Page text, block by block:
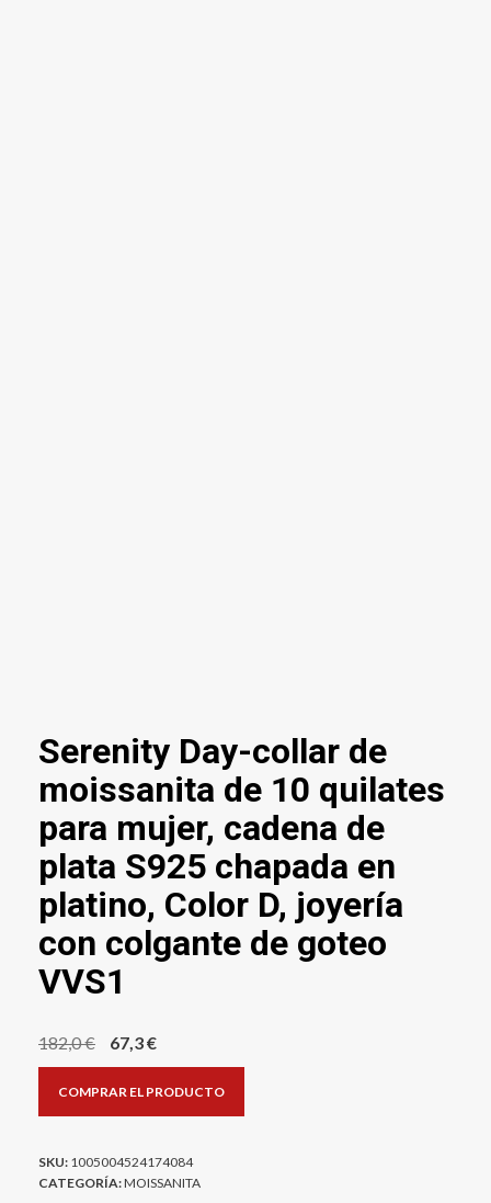
Serenity Day-collar de
moissanita de 10 quilates
para mujer, cadena de
plata S925 chapada en
platino, Color D, joyería
con colgante de goteo
VVS1
182,0€
El
precio
original
67,3€El
precio
actual
COMPRAR EL PRODUCTO
SKU: 1005004524174084
CATEGORÍA:MOISSANITA